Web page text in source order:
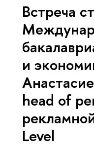
Встреча
и
head of
Level